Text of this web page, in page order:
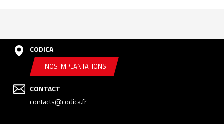
CODICA
NOS IMPLANTATIONS
CONTACT
contacts@codica.fr